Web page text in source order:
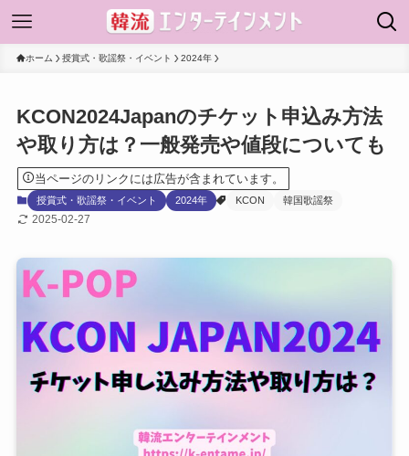
ホーム 授賞式・歌謡祭・イベント 2024年
KCON2024Japanのチケット申込み方法
や取り方は？一般発売や値段についても
当ページのリンクには広告が含まれています。
授賞式・歌謡祭・イベント 2024年 KCON 韓国歌謡祭
2025-02-27